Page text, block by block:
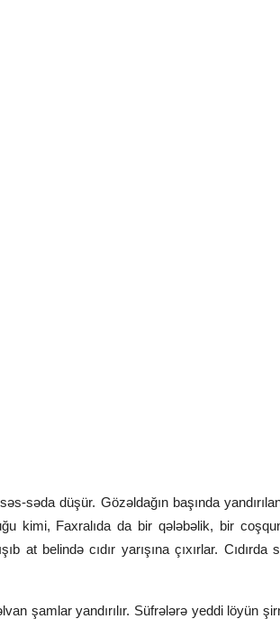
səda düşür. Gözəldağın başında
kimi, Faxralıda da bir qələbəlik, bir
at belində cıdır yarışına çıxırlar.
şamlar yandırılır. Süfrələrə yeddi löyün